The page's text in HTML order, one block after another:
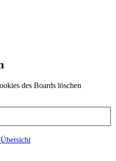
des Boards löschen